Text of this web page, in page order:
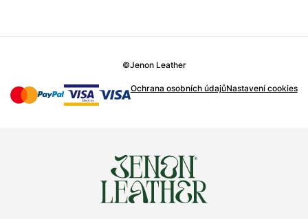
©Jenon Leather
Ochrana osobních údajůNastavení cookies